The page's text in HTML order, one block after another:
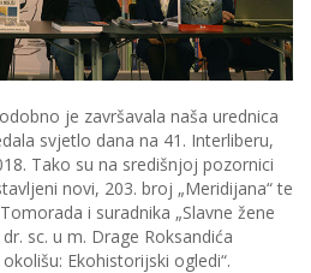
je završavala naša urednica
svjetlo dana na 41. Interliberu,
Tako su na središnjoj pozornici
novi, 203. broj „Meridijana“ te
i suradnika „Slavne žene
sc. u m. Drage Roksandića
Ekohistorijski ogledi“.